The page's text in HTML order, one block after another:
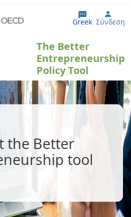
περιεχόμενο
Greek User
Σύνδεση
The Better
Entrepreneurship
Policy Tool
the Better
tool